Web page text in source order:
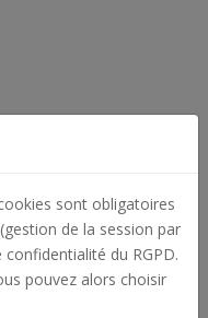
sont obligatoires
de la session par
du RGPD.
pouvez alors choisir